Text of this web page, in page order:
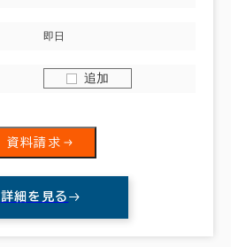
即日
追加
資料請求
詳細を見る